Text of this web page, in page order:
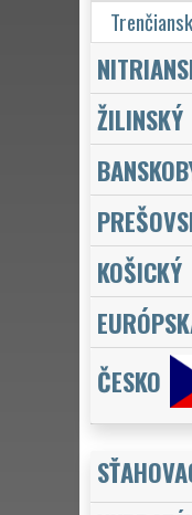
ŽILINSKÝ
KOŠICKÝ
ČESKO